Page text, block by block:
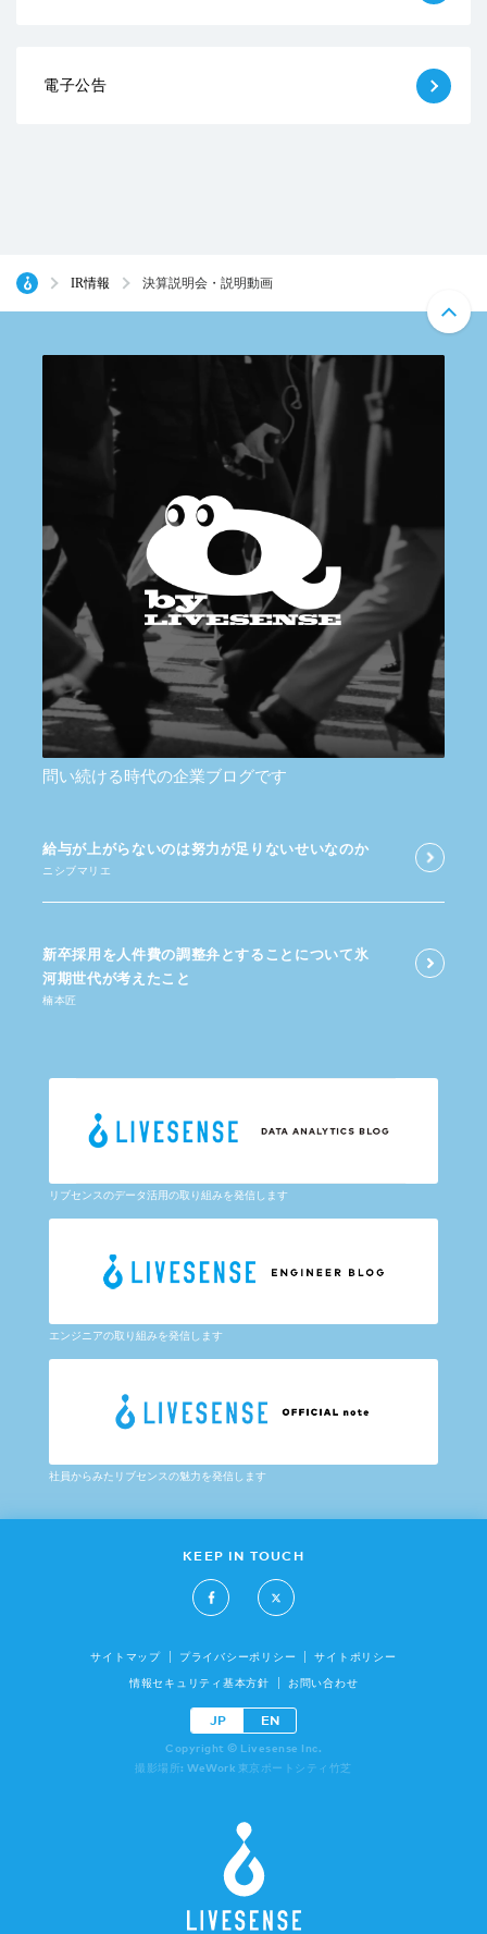
電子公告
IR情報 決算説明会・説明動画
問い続ける時代の企業ブログです
給与が​上がらないのは​努力が​足りないせいなのか
ニシブマリエ
新卒採用を​人件費の​調整弁と​する​ことに​ついて​氷
河期世代が​考えた​こと
楠本匠
リブセンスのデータ活用の取り組みを発信します
エンジニアの取り組みを発信します
社員からみたリブセンスの魅力を発信します
KEEP IN TOUCH
サイトマップ プライバシーポリシー サイトポリシー
情報セキュリティ基本方針 お問い合わせ
JP EN
Copyright © Livesense Inc.
撮影場所: WeWork 東京ポートシティ竹芝